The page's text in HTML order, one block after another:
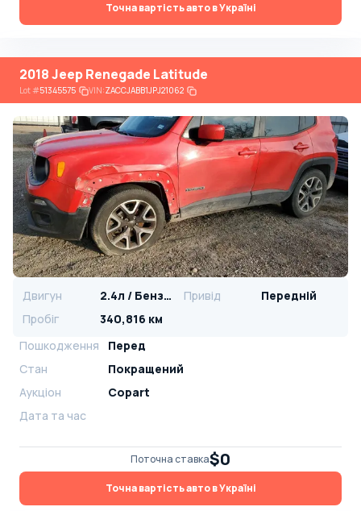
Точна вартість авто в Україні
2018 Jeep Renegade Latitude
Lot#51345575 VIN:ZACCJABB1JPJ21062
Двигун 2.4л / Бензин Привід
Передній
Пробіг
340,816 км
Пошкодження
Перед
Стан
Покращений
Аукціон
Copart
Дата та час
Поточна ставка$0
Точна вартість авто в Україні